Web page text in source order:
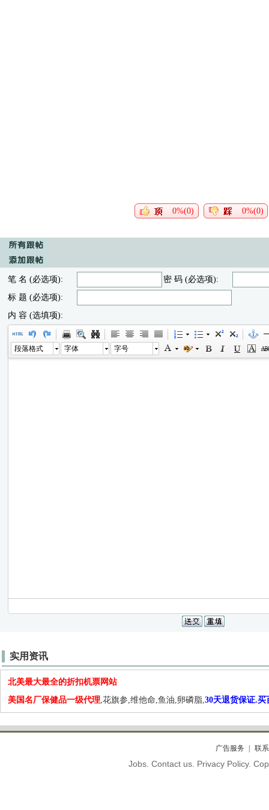
0%(0) 0%(0)
笔 名 (必选项):
密 码 (必选项):
标 题 (必选项):
内 容 (选填项):
段落格式 字体 字号
实用资讯
北美最大最全的折扣机票网站
美国名厂保健品一级代理,花旗参,维他命,鱼油,卵磷脂,30天退货保证.买
广告服务 联
Jobs. Contact us. Privacy Policy.